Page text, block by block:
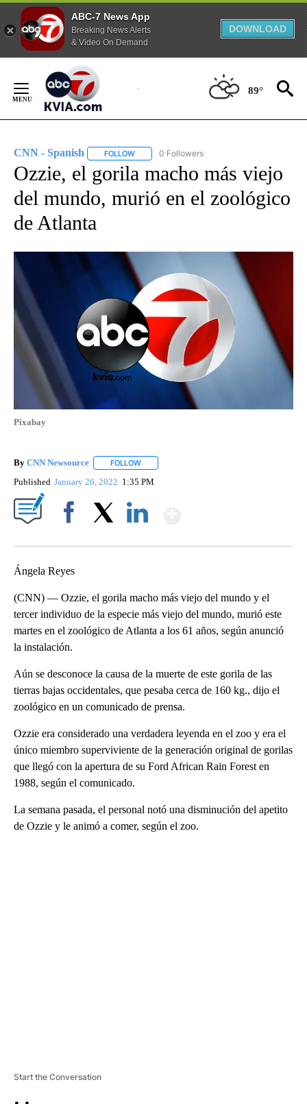
ABC-7 News App
Breaking News Alerts
& Video On Demand
DOWNLOAD
Content
89°
CNN - Spanish FOLLOW FOLLOW "CNN - SPANISH" TO RECEIVE
0 Followers
Ozzie, el gorila macho más viejo
del mundo, murió en el zoológico
de Atlanta
Pixabay
By CNN Newsource FOLLOW
Published January 26, 2022 1:35 PM
Ángela Reyes
(CNN) — Ozzie, el gorila macho más viejo del mundo y el
tercer individuo de la especie más viejo del mundo, murió este
martes en el zoológico de Atlanta a los 61 años, según anunció
la instalación.
Aún se desconoce la causa de la muerte de este gorila de las
tierras bajas occidentales, que pesaba cerca de 160 kg., dijo el
zoológico en un comunicado de prensa.
Ozzie era considerado una verdadera leyenda en el zoo y era el
único miembro superviviente de la generación original de gorilas
que llegó con la apertura de su Ford African Rain Forest en
1988, según el comunicado.
La semana pasada, el personal notó una disminución del apetito
de Ozzie y le animó a comer, según el zoo.
Start the Conversation